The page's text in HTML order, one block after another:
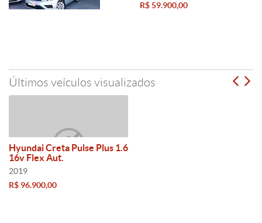
R$ 59.900,00
Últimos veículos visualizados
Hyundai Creta Pulse Plus 1.6
16v Flex Aut.
2019
R$ 96.900,00